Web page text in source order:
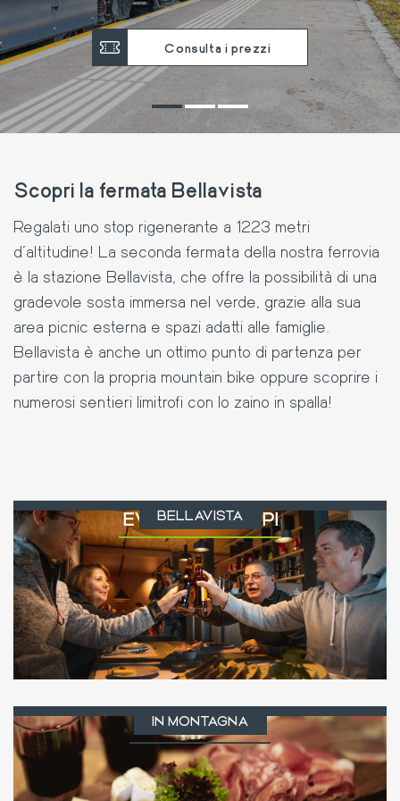
Consulta i prezzi
Scopri la fermata Bellavista
Regalati uno stop rigenerante a 1223 metri
d’altitudine! La seconda fermata della nostra ferrovia
è la stazione Bellavista, che offre la possibilità di una
gradevole sosta immersa nel verde, grazie alla sua
area picnic esterna e spazi adatti alle famiglie.
Bellavista è anche un ottimo punto di partenza per
partire con la propria mountain bike oppure scoprire i
numerosi sentieri limitrofi con lo zaino in spalla!
EVENTI & GRUPPI
BELLAVISTA
SOSTENIBILITÀ
IN MONTAGNA